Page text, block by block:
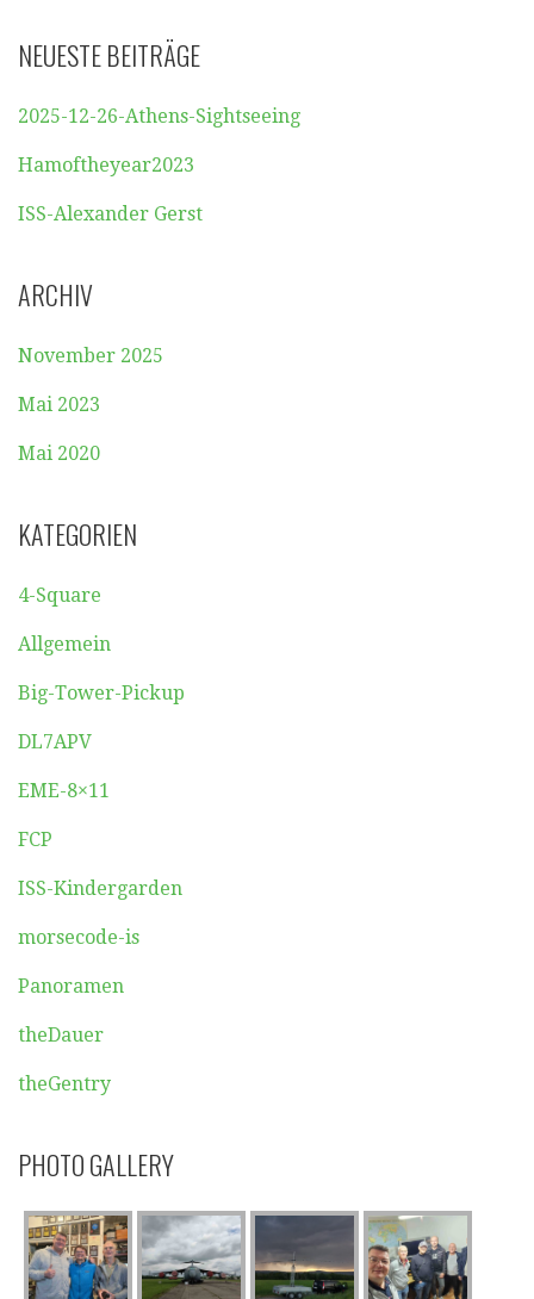
NEUESTE BEITRÄGE
2025-12-26-Athens-Sightseeing
Hamoftheyear2023
ISS-Alexander Gerst
ARCHIV
November 2025
Mai 2023
Mai 2020
KATEGORIEN
4-Square
Allgemein
Big-Tower-Pickup
DL7APV
EME-8×11
FCP
ISS-Kindergarden
morsecode-is
Panoramen
theDauer
theGentry
PHOTO GALLERY